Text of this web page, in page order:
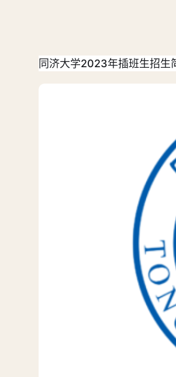
同济大学2023年插班生招生